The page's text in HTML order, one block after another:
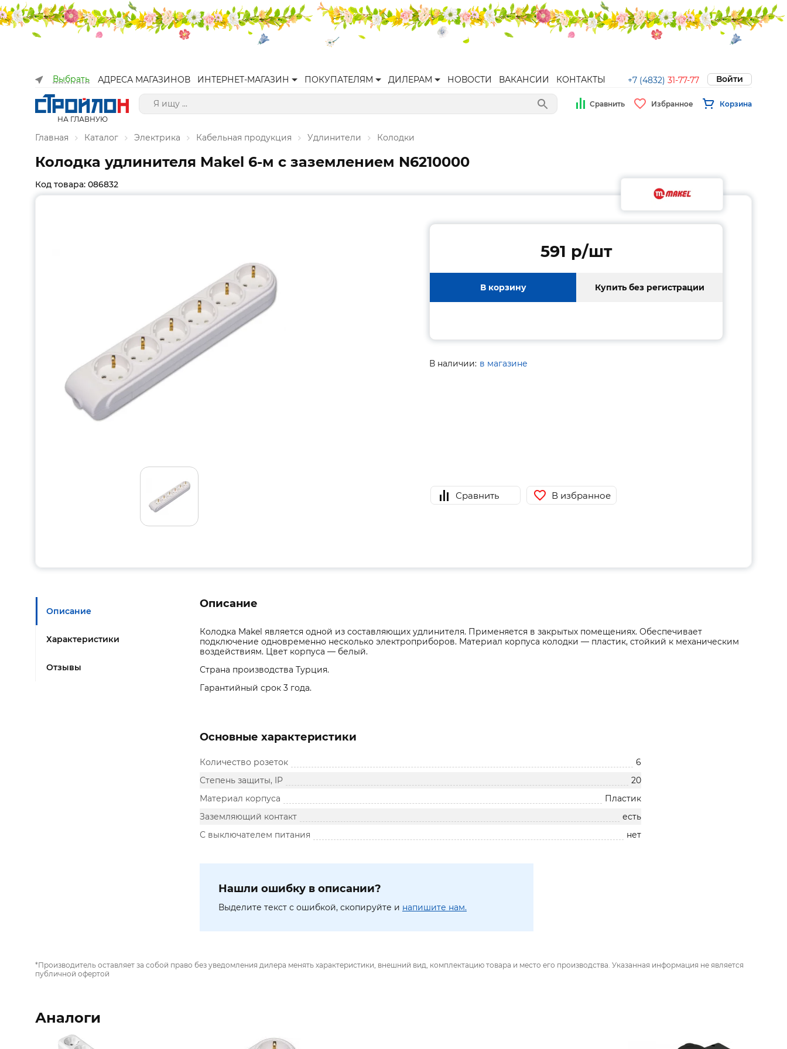
Выбрать АДРЕСА МАГАЗИНОВ ИНТЕРНЕТ-МАГАЗИН ПОКУПАТЕЛЯМ ДИЛЕРАМ НОВОСТИ ВАКАНСИИ КОНТАКТЫ +7 (4832) 31-77-77 Войти
НА ГЛАВНУЮ
Сравнить Избранное Корзина
Главная Каталог Электрика Кабельная продукция Удлинители Колодки
Колодка удлинителя Makel 6-м с заземлением N6210000
Код товара: 086832
591 p/шт
В корзину Купить без регистрации
В наличии: в магазине
Сравнить В избранное
Описание
Характеристики
Отзывы
Описание
Колодка Makel является одной из составляющих удлинителя. Применяется в закрытых помещениях. Обеспечивает
подключение одновременно несколько электроприборов. Материал корпуса колодки — пластик, стойкий к механическим
воздействиям. Цвет корпуса — белый.
Страна производства Турция.
Гарантийный срок 3 года.
Основные характеристики
Количество розеток
6
Степень защиты, IP
20
Материал корпуса
Пластик
Заземляющий контакт
есть
С выключателем питания
нет
Нашли ошибку в описании?
Выделите текст с ошибкой, скопируйте и напишите нам.
*Производитель оставляет за собой право без уведомления дилера менять характеристики, внешний вид, комплектацию товара и место его производства. Указанная информация не является
публичной офертой
Аналоги